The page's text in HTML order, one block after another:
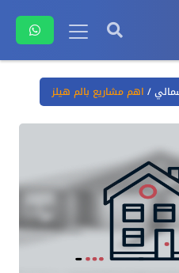
/ اهم مشاريع بالم هيلز